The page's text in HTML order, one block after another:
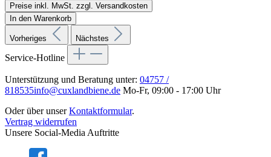
Preise inkl. MwSt. zzgl. Versandkosten
In den Warenkorb
Vorheriges Nächstes
Service-Hotline
Unterstützung und Beratung unter: 04757 /
818535info@cuxlandbiene.de Mo-Fr, 09:00 - 17:00 Uhr
Oder über unserKontaktformular.
Vertrag widerrufen
Unsere Social-Media Auftritte